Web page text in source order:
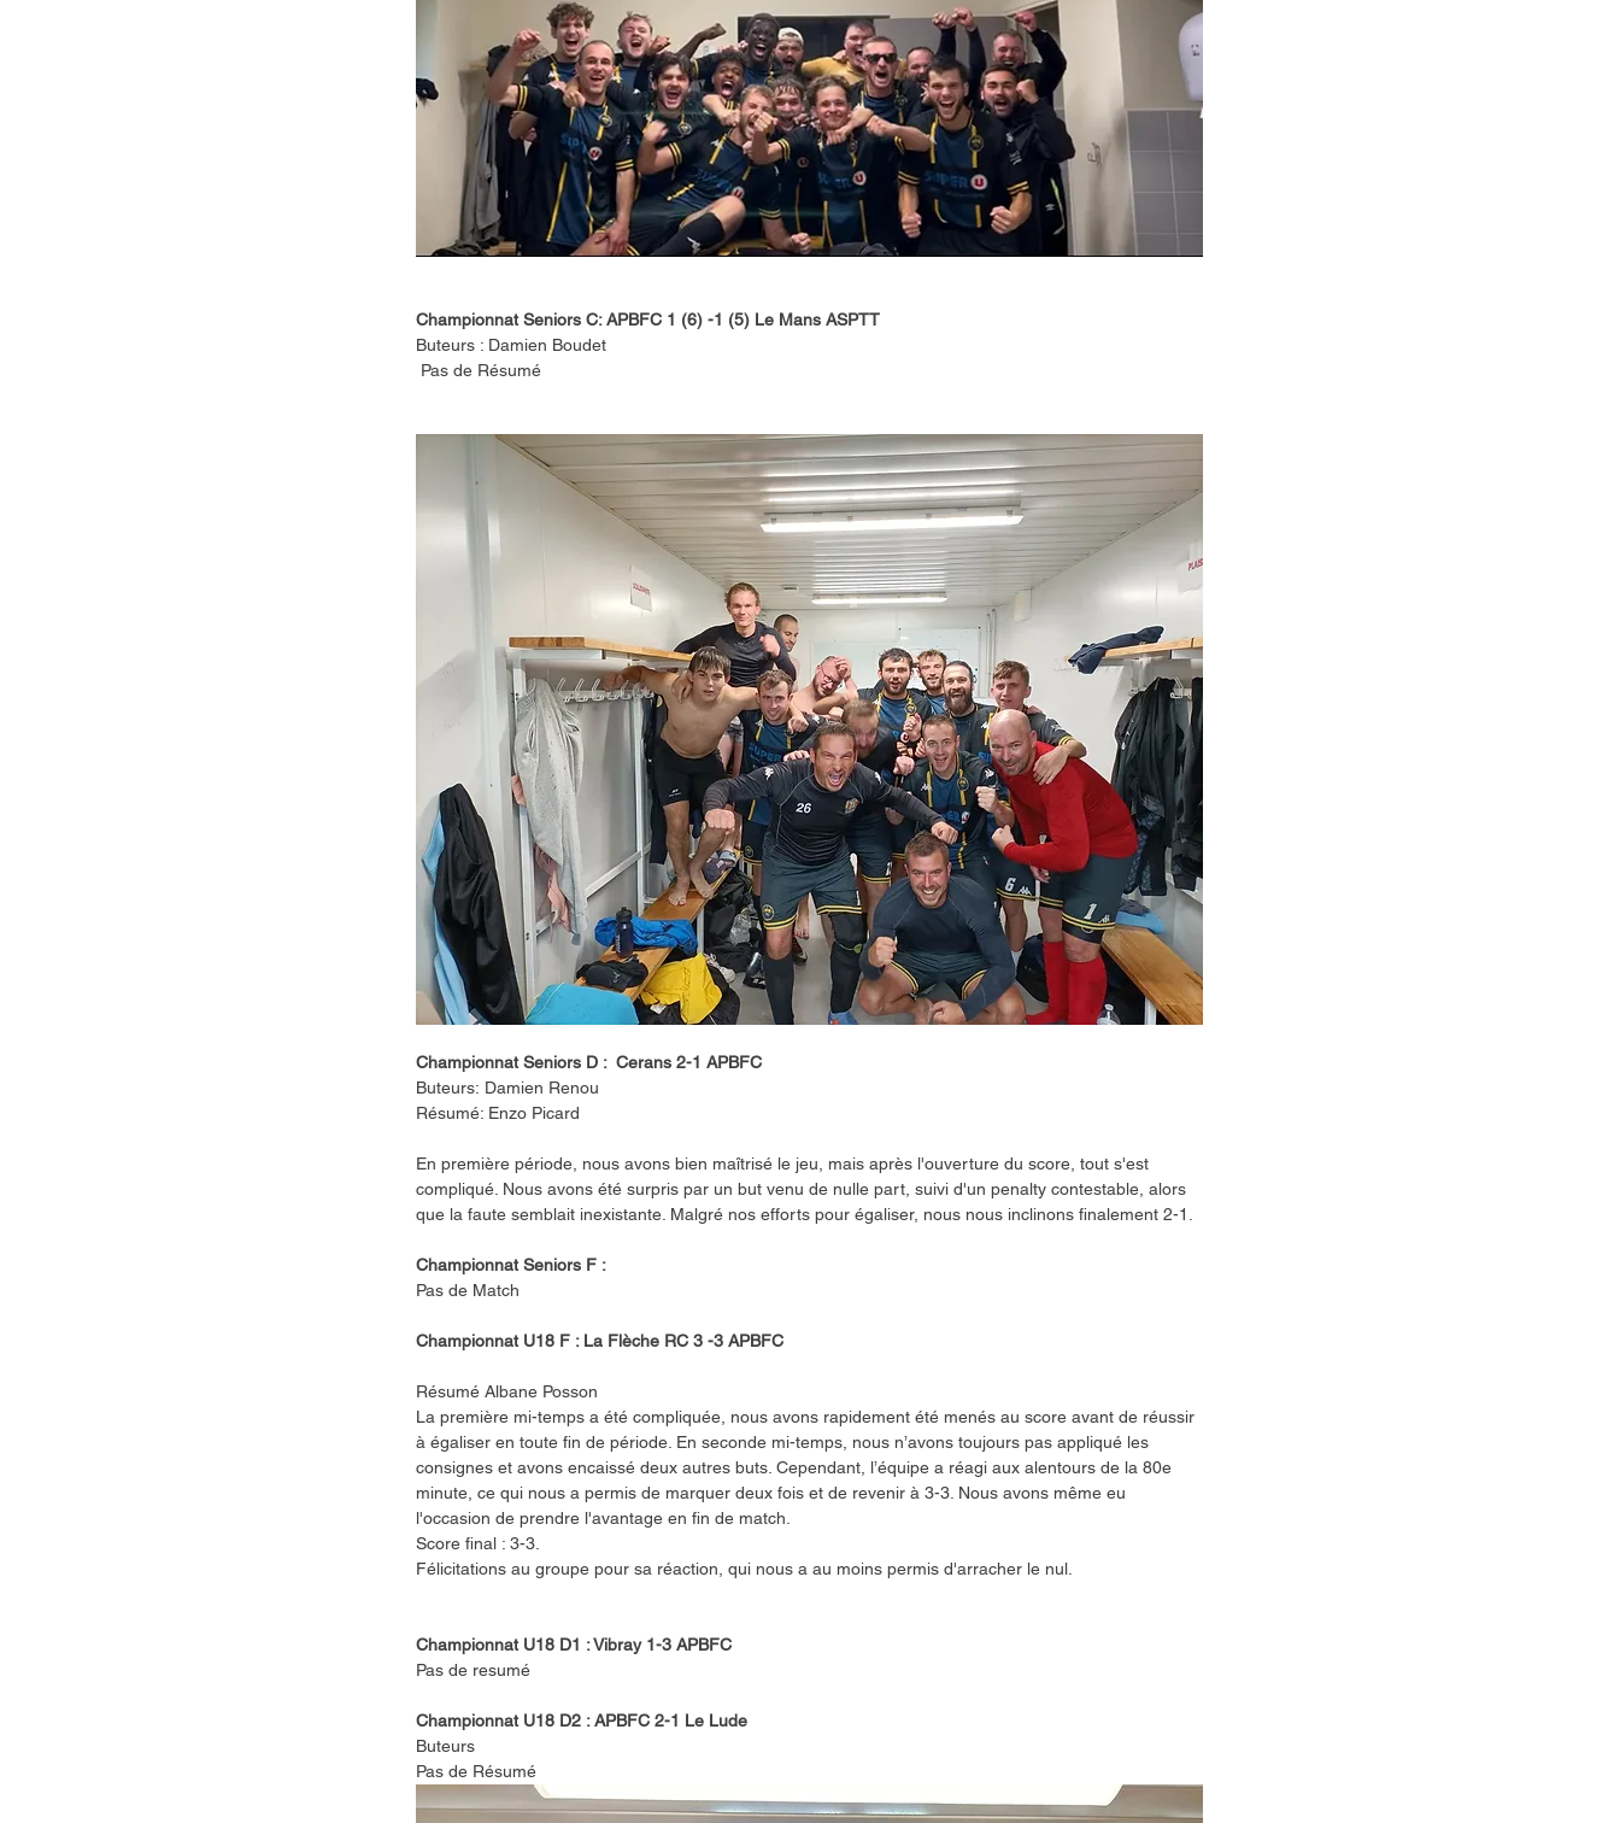
Championnat Seniors C: APBFC 1 (6) -1 (5) Le Mans ASPTT
Buteurs : Damien Boudet
Pas de Résumé
Championnat Seniors D :  Cerans 2-1 APBFC
Buteurs: Damien Renou
Résumé: Enzo Picard
En première période, nous avons bien maîtrisé le jeu, mais après l'ouverture du score, tout s'est
compliqué. Nous avons été surpris par un but venu de nulle part, suivi d'un penalty contestable, alors
que la faute semblait inexistante. Malgré nos efforts pour égaliser, nous nous inclinons finalement 2-1.
Championnat Seniors F :
Pas de Match
Championnat U18 F : La Flèche RC 3 -3 APBFC
Résumé Albane Posson
La première mi-temps a été compliquée, nous avons rapidement été menés au score avant de réussir
à égaliser en toute fin de période. En seconde mi-temps, nous n’avons toujours pas appliqué les
consignes et avons encaissé deux autres buts. Cependant, l’équipe a réagi aux alentours de la 80e
minute, ce qui nous a permis de marquer deux fois et de revenir à 3-3. Nous avons même eu
l'occasion de prendre l'avantage en fin de match.
Score final : 3-3.
Félicitations au groupe pour sa réaction, qui nous a au moins permis d'arracher le nul.
Championnat U18 D1 : Vibray 1-3 APBFC
Pas de resumé
Championnat U18 D2 : APBFC 2-1 Le Lude
Buteurs
Pas de Résumé